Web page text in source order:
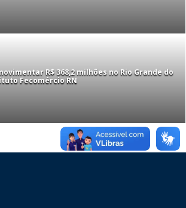
R$ 368,2 milhões no Rio Grande do
Fecomércio RN